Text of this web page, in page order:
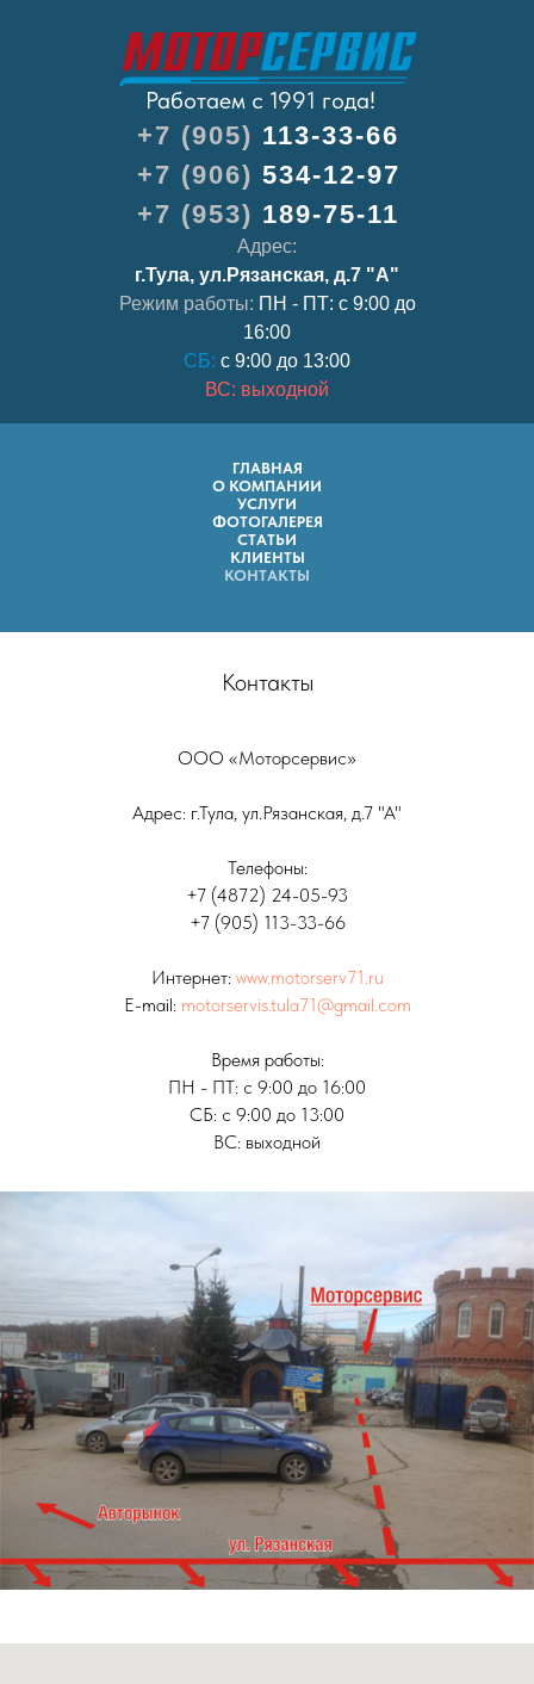
+7 (905) 113-33-66
+7 (906) 534-12-97
+7 (953) 189-75-11
Адрес:
г.Тула, ул.Рязанская, д.7 "А"
Режим работы: ПН - ПТ: с 9:00 до
16:00
СБ: с 9:00 до 13:00
ВС: выходной
Работаем с 1991 года!
ГЛАВНАЯ
О КОМПАНИИ
УСЛУГИ
ФОТОГАЛЕРЕЯ
СТАТЬИ
КЛИЕНТЫ
КОНТАКТЫ
Контакты
ООО «Моторсервис»
Адрес: г.Тула, ул.Рязанская, д.7 "А"
Телефоны:
+7 (4872) 24-05-93
+7 (905) 113-33-66
Интернет: www.motorserv71.ru
E-mail: motorservis.tula71@gmail.com
Время работы:
ПН - ПТ: с 9:00 до 16:00
СБ: с 9:00 до 13:00
ВС: выходной